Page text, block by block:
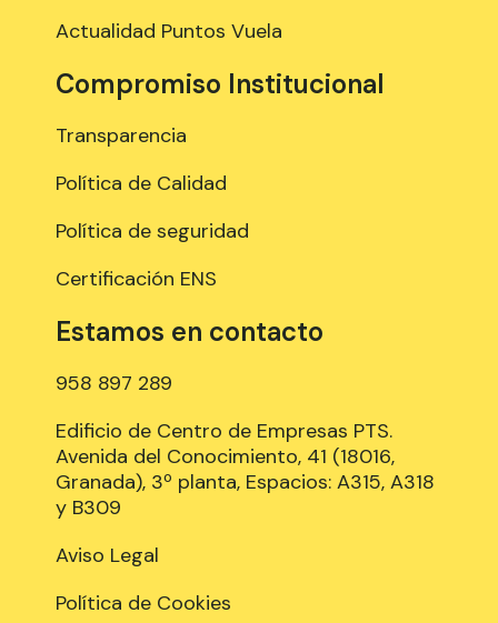
Actualidad Puntos Vuela
Compromiso Institucional
Transparencia
Política de Calidad
Política de seguridad
Certificación ENS
Estamos en contacto
958 897 289
Edificio de Centro de Empresas PTS.
Avenida del Conocimiento, 41 (18016,
Granada), 3º planta, Espacios: A315, A318
y B309
Aviso Legal
Política de Cookies